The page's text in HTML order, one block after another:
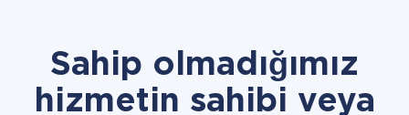
Sahip olmadığımız
hizmetin sahibi veya